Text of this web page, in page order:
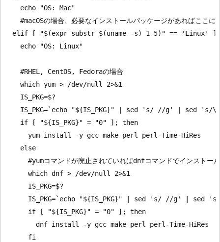
    echo "OS: Mac"
#macOSの場合、必要なインストールパッケージがあればここに
elif [ "$(expr substr $(uname -s) 1 5)" == 'Linux'
    echo "OS: Linux"
    #RHEL, CentOS, Fedoraの場合
    which yum > /dev/null 2>&1
    IS_PKG=$?
IS_PKG=`echo "${IS_PKG}" | sed 's/ //g' | sed 's/
    if [ "${IS_PKG}" = "0" ]; then
      yum install -y gcc make perl perl-Time-HiRes
    else
#yumコマンドが廃止されていればdnfコマンドでインストー
      which dnf > /dev/null 2>&1
      IS_PKG=$?
IS_PKG=`echo "${IS_PKG}" | sed 's/ //g' | sed
      if [ "${IS_PKG}" = "0" ]; then
        dnf install -y gcc make perl perl-Time-HiRes
      fi